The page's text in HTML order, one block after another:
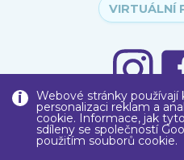
Webové stránky používají
personalizaci reklam a
cookie. Informace, jak
sdíleny se společností
použitím souborů cookie.
VIRTUÁLNÍ